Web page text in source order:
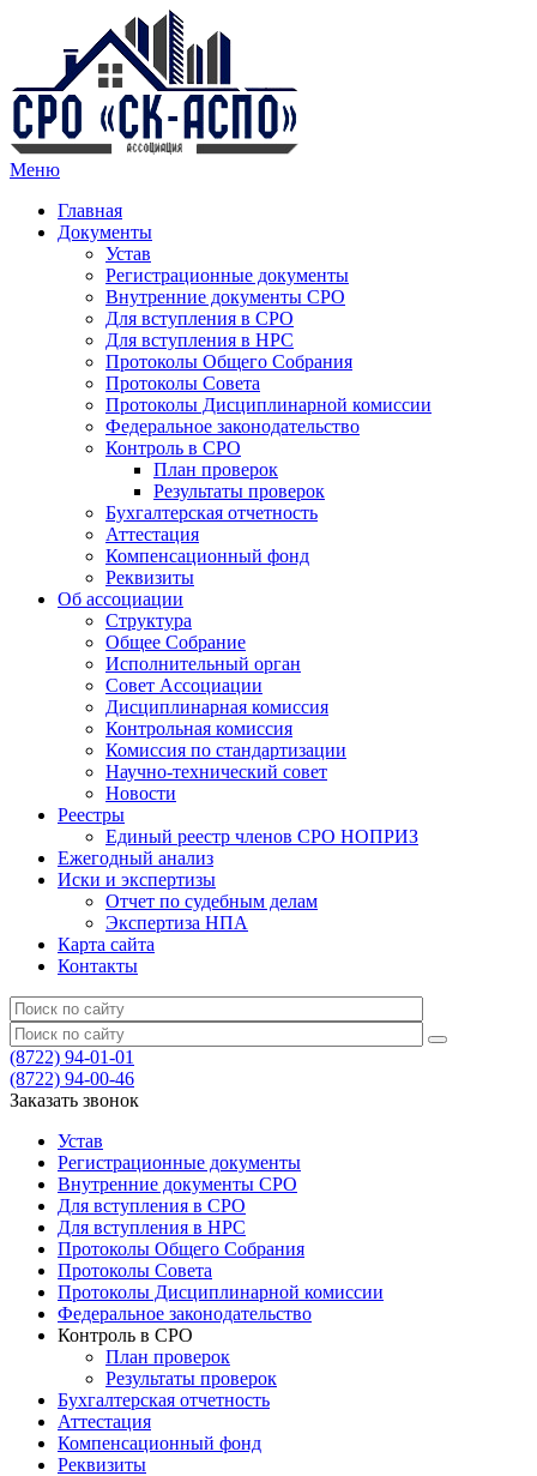
Меню
Главная
Документы
Устав
Регистрационные документы
Внутренние документы СРО
Для вступления в СРО
Для вступления в НРС
Протоколы Общего Собрания
Протоколы Совета
Протоколы Дисциплинарной комиссии
Федеральное законодательство
Контроль в СРО
План проверок
Результаты проверок
Бухгалтерская отчетность
Аттестация
Компенсационный фонд
Реквизиты
Об ассоциации
Структура
Общее Собрание
Исполнительный орган
Совет Ассоциации
Дисциплинарная комиссия
Контрольная комиссия
Комиссия по стандартизации
Научно-технический совет
Новости
Реестры
Единый реестр членов СРО НОПРИЗ
Ежегодный анализ
Иски и экспертизы
Отчет по судебным делам
Экспертиза НПА
Карта сайта
Контакты
(8722) 94-01-01
(8722) 94-00-46
Заказать звонок
Устав
Регистрационные документы
Внутренние документы СРО
Для вступления в СРО
Для вступления в НРС
Протоколы Общего Собрания
Протоколы Совета
Протоколы Дисциплинарной комиссии
Федеральное законодательство
Контроль в СРО
План проверок
Результаты проверок
Бухгалтерская отчетность
Аттестация
Компенсационный фонд
Реквизиты